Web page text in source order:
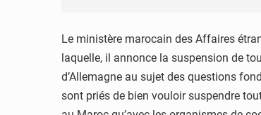
Le ministère marocain des Affaires
laquelle, il annonce la suspension de
d’Allemagne au sujet des questions
sont priés de bien vouloir suspendre